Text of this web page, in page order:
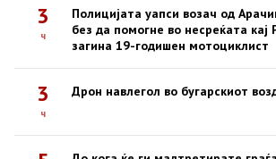
3
ч
Полицијата уапси возач од
без да помогне во несреќата кај
загина 19-годишен мотоциклист
3
ч
Дрон навлегол во бугарскиот